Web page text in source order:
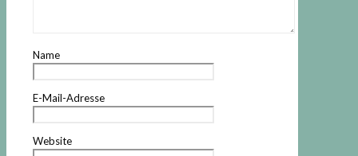
Name
E-Mail-Adresse
Website